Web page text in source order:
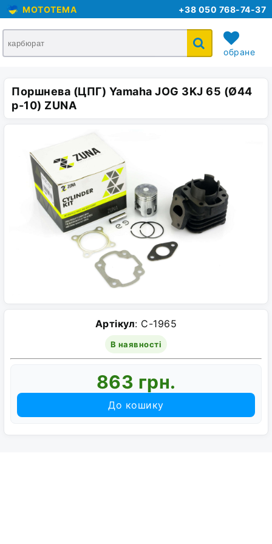
MOTOTEMA +38 050 768-74-37
обране
кошик
Поршнева (ЦПГ) Yamaha JOG 3KJ 65 (Ø44
p-10) ZUNA
Артікул: C-1965
В наявності
863 грн.
До кошику